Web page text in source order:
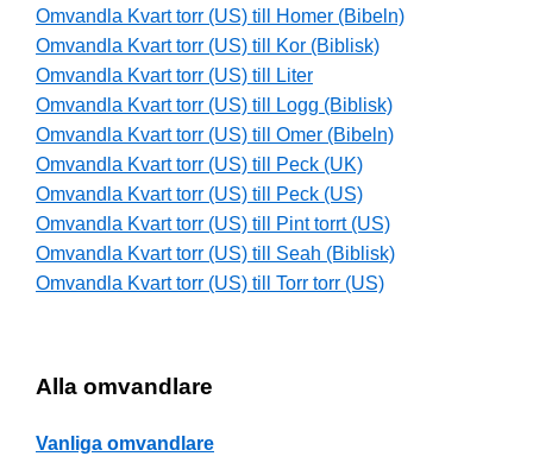
Omvandla Kvart torr (US) till Homer (Bibeln)
Omvandla Kvart torr (US) till Kor (Biblisk)
Omvandla Kvart torr (US) till Liter
Omvandla Kvart torr (US) till Logg (Biblisk)
Omvandla Kvart torr (US) till Omer (Bibeln)
Omvandla Kvart torr (US) till Peck (UK)
Omvandla Kvart torr (US) till Peck (US)
Omvandla Kvart torr (US) till Pint torrt (US)
Omvandla Kvart torr (US) till Seah (Biblisk)
Omvandla Kvart torr (US) till Torr torr (US)
Alla omvandlare
Vanliga omvandlare